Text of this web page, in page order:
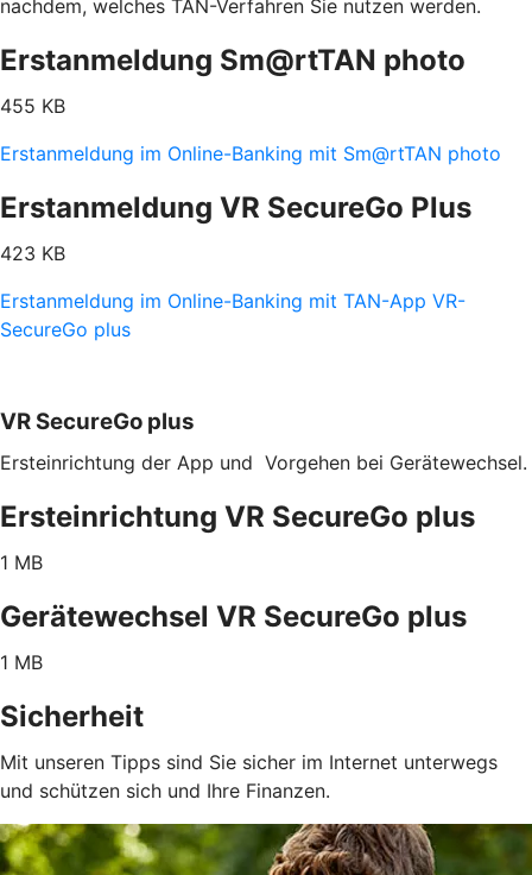
nachdem, welches TAN-Verfahren Sie nutzen werden.
Erstanmeldung Sm@rtTAN photo
455 KB
Erstanmeldung im Online-Banking mit Sm@rtTAN photo
Erstanmeldung VR SecureGo Plus
423 KB
Erstanmeldung im Online-Banking mit TAN-App VR-
SecureGo plus
VR SecureGo plus
Ersteinrichtung der App und Vorgehen bei Gerätewechsel.
Ersteinrichtung VR SecureGo plus
1 MB
Gerätewechsel VR SecureGo plus
1 MB
Sicherheit
Mit unseren Tipps sind Sie sicher im Internet unterwegs
und schützen sich und Ihre Finanzen.